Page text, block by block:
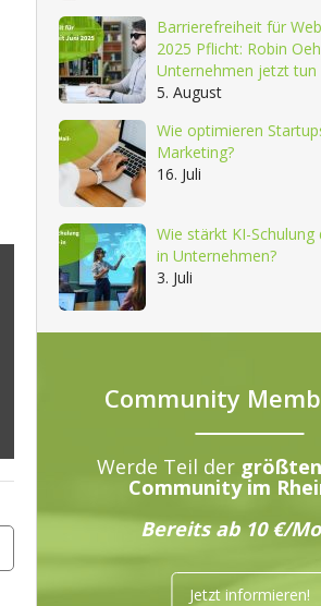
Barrierefreiheit für
2025 Pflicht: Robin
Unternehmen jetzt tun
5. August
Wie optimieren
Marketing?
16. Juli
Wie stärkt KI-Schulung
in Unternehmen?
3. Juli
Community
Werde Teil der
Community im
Bereits ab 10 €/
Jetzt informieren!